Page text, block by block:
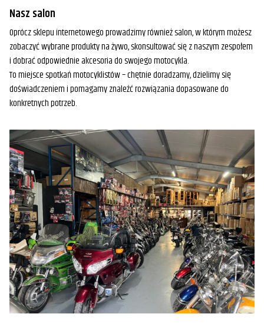
Nasz salon
Oprócz sklepu internetowego prowadzimy również salon, w którym możesz
zobaczyć wybrane produkty na żywo, skonsultować się z naszym zespołem
i dobrać odpowiednie akcesoria do swojego motocykla.
To miejsce spotkań motocyklistów – chętnie doradzamy, dzielimy się
doświadczeniem i pomagamy znaleźć rozwiązania dopasowane do
konkretnych potrzeb.